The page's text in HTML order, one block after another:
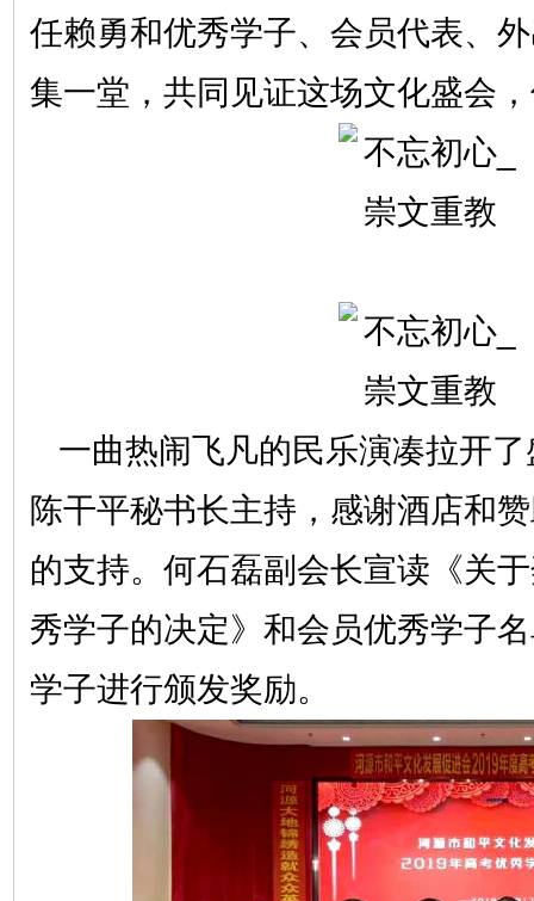
任赖勇和优秀学子、会员代表、
集一堂，共同见证这场文化盛会
一曲热闹飞凡的民乐演凑拉开
陈干平秘书长主持，感谢酒店和
的支持。 何石磊副会长宣读《关
秀学子的决定》和会员优秀学子
学子进行颁发奖励。